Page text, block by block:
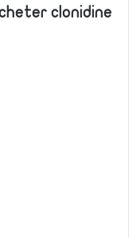
clonidine